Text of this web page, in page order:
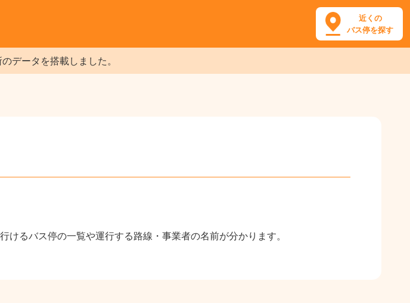
近くの
バス停を探す
データを搭載しました。
るバス停の一覧や運行する路線・事業者の名前が分かります。